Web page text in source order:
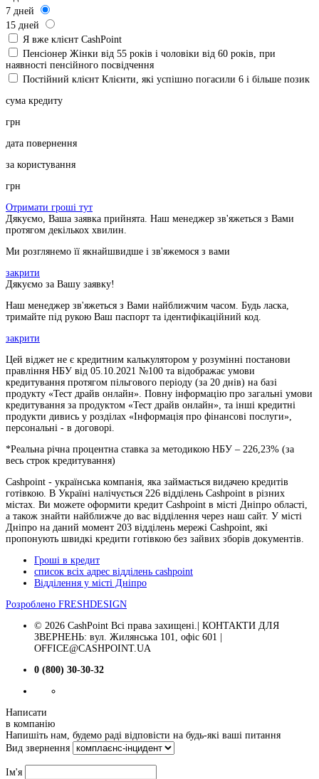
7 дней
15 дней
Я вже клієнт CashPoint
Пенсіонер Жінки від 55 років і чоловіки від 60 років, при
наявності пенсійного посвідчення
Постійний клієнт Клієнти, які успішно погасили 6 і більше позик
сума кредиту
грн
дата повернення
за користування
грн
Отримати гроші тут
Дякуємо, Ваша заявка прийнята. Наш менеджер зв'яжеться з Вами
протягом декількох хвилин.
Ми розглянемо її якнайшвидше і зв'яжемося з вами
закрити
Дякуємо за Вашу заявку!
Наш менеджер зв'яжеться з Вами найближчим часом. Будь ласка,
тримайте під рукою Ваш паспорт та ідентифікаційний код.
закрити
Цей віджет не є кредитним калькулятором у розумінні постанови
правління НБУ від 05.10.2021 №100 та відображає умови
кредитування протягом пільгового періоду (за 20 днів) на базі
продукту «Тест драйв онлайн». Повну інформацію про загальні умови
кредитування за продуктом «Тест драйв онлайн», та інші кредитні
продукти дивись у розділах «Інформація про фінансові послуги»,
персональні - в договорі.
*Реальна річна процентна ставка за методикою НБУ – 226,23% (за
весь строк кредитування)
Cashpoint - українська компанія, яка займається видачею кредитів
готівкою. В Україні налічується 226 відділень Cashpoint в різних
містах. Ви можете оформити кредит Cashpoint в місті Дніпро області,
а також знайти найближче до вас відділення через наш сайт. У місті
Дніпро на даний момент 203 відділень мережі Cashpoint, які
пропонують швидкі кредити готівкою без зайвих зборів документів.
Гроші в кредит
список всіх адрес відділень cashpoint
Відділення у місті Дніпро
Розроблено FRESHDESIGN
© 2026 CashPoint Всі права захищені.| КОНТАКТИ ДЛЯ
ЗВЕРНЕНЬ: вул. Жилянська 101, офіс 601 |
OFFICE@CASHPOINT.UA
0 (800) 30-30-32
Написати
в компанію
Напишіть нам, будемо раді відповісти на будь-які ваші питання
Вид звернення
Ім'я